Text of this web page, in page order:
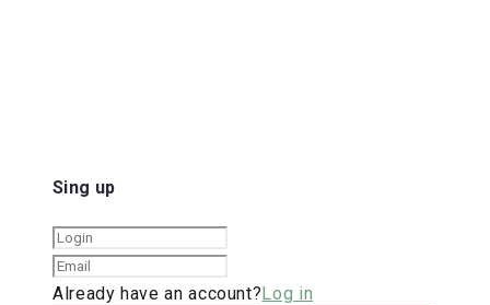
Sing up
Already have an account?Log in